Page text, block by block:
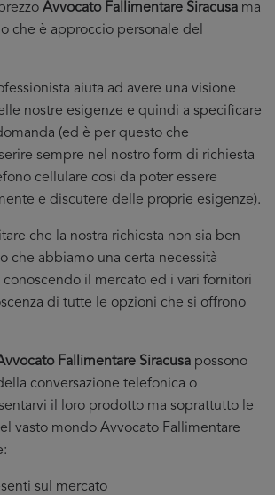
Avvocato Fallimentare Siracusa ma
che è approccio personale del
aiuta ad avere una visione
nostre esigenze e quindi a specificare
(ed è per questo che
sempre nel nostro form di richiesta
cellulare cosi da poter essere
e discutere delle proprie esigenze).
che la nostra richiesta non sia ben
che abbiamo una certa necessità
conoscendo il mercato ed i vari fornitori
di tutte le opzioni che si offrono
Fallimentare Siracusa possono
conversazione telefonica o
il loro prodotto ma soprattutto le
vasto mondo Avvocato Fallimentare
sul mercato